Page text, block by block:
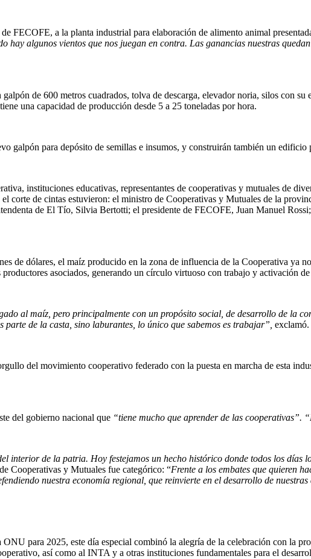
FECOFE, a la planta industrial para elaboración de alimento animal
hay algunos vientos que nos juegan en contra. Las ganancias nuestras
de 600 metros cuadrados, tolva de descarga, elevador noria, silos con
una capacidad de producción desde 5 a 25 toneladas por hora.
galpón para depósito de semillas e insumos, y construirán también un
instituciones educativas, representantes de cooperativas y mutuales de
corte de cintas estuvieron: el ministro de Cooperativas y Mutuales de la
de El Tío, Silvia Bertotti; el presidente de FECOFE, Juan Manuel
de dólares, el maíz producido en la zona de influencia de la Cooperativa ya
asociados, generando un círculo virtuoso con trabajo y activación
al maíz, pero principalmente con un propósito social, de desarrollo de la
de la casta, sino laburantes, lo único que sabemos es trabajar”, exclamó.
del movimiento cooperativo federado con la puesta en marcha de esta
del gobierno nacional que “tiene mucho que aprender de las cooperativas”.
interior de la patria. Hoy festejamos un hecho histórico donde todos los días
Cooperativas y Mutuales fue categórico: “Frente a los embates que quieren
nuestra economía regional, que reinvierte en el desarrollo de nuestras
para 2025, este día especial combinó la alegría de la celebración con la
así como al INTA y a otras instituciones fundamentales para el